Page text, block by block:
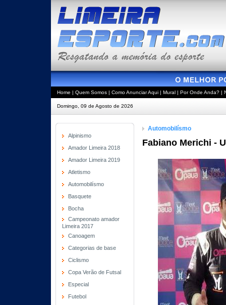
Home | Quem Somos | Como Anunciar Aqui | Mural | Por Onde Anda? |
Domingo, 09 de Agosto de 2026
Alpinismo
Amador Limeira 2018
Amador Limeira 2019
Atletismo
Automobilísmo
Basquete
Bocha
Campeonato amador
Limeira 2017
Canoagem
Categorias de base
Ciclismo
Copa Verão de Futsal
Especial
Futebol
Automobilísmo
Fabiano Merichi -